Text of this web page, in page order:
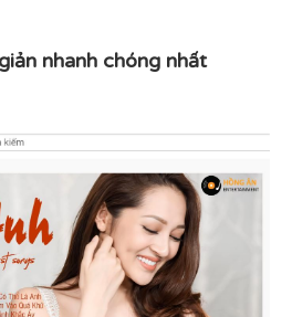
nhanh chóng nhất